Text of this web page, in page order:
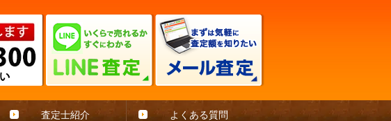
査定士紹介 よくある質問